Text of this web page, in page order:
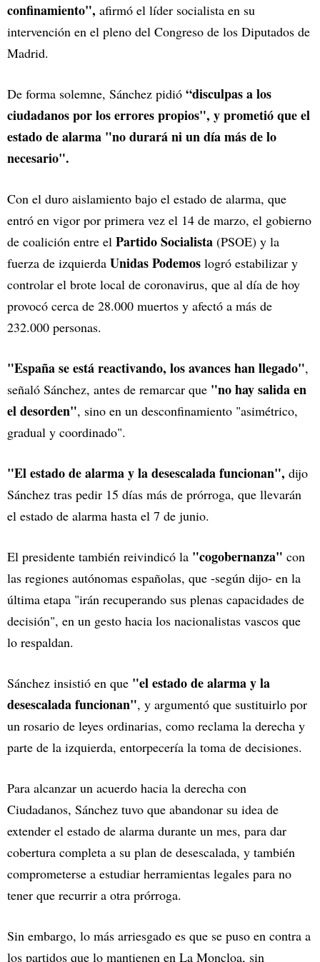
confinamiento", afirmó el líder socialista en su
intervención en el pleno del Congreso de los Diputados de
Madrid.
De forma solemne, Sánchez pidió “disculpas a los
ciudadanos por los errores propios", y prometió que el
estado de alarma "no durará ni un día más de lo
necesario".
Con el duro aislamiento bajo el estado de alarma, que
entró en vigor por primera vez el 14 de marzo, el gobierno
de coalición entre el Partido Socialista (PSOE) y la
fuerza de izquierda Unidas Podemos logró estabilizar y
controlar el brote local de coronavirus, que al día de hoy
provocó cerca de 28.000 muertos y afectó a más de
232.000 personas.
"España se está reactivando, los avances han llegado",
señaló Sánchez, antes de remarcar que "no hay salida en
el desorden", sino en un desconfinamiento "asimétrico,
gradual y coordinado".
"El estado de alarma y la desescalada funcionan", dijo
Sánchez tras pedir 15 días más de prórroga, que llevarán
el estado de alarma hasta el 7 de junio.
El presidente también reivindicó la "cogobernanza" con
las regiones autónomas españolas, que -según dijo- en la
última etapa "irán recuperando sus plenas capacidades de
decisión", en un gesto hacia los nacionalistas vascos que
lo respaldan.
Sánchez insistió en que "el estado de alarma y la
desescalada funcionan", y argumentó que sustituirlo por
un rosario de leyes ordinarias, como reclama la derecha y
parte de la izquierda, entorpecería la toma de decisiones.
Para alcanzar un acuerdo hacia la derecha con
Ciudadanos, Sánchez tuvo que abandonar su idea de
extender el estado de alarma durante un mes, para dar
cobertura completa a su plan de desescalada, y también
comprometerse a estudiar herramientas legales para no
tener que recurrir a otra prórroga.
Sin embargo, lo más arriesgado es que se puso en contra a
los partidos que lo mantienen en La Moncloa, sin